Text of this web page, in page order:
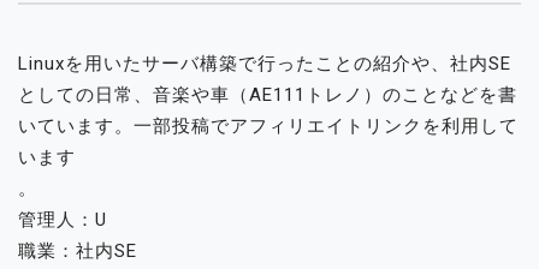
Linuxを用いたサーバ構築で行ったことの紹介や、社内SE
としての日常、音楽や車（AE111トレノ）のことなどを書
いています。一部投稿でアフィリエイトリンクを利用して
います
。
管理人：U
職業：社内SE